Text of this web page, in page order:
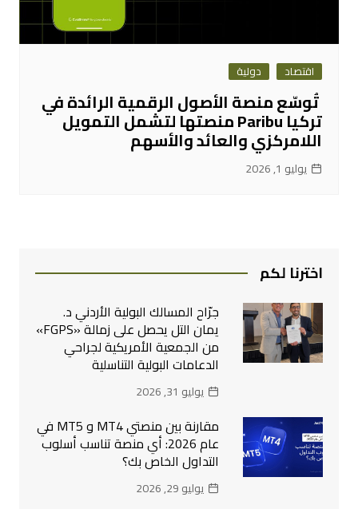
اقتصاد دولية
تُوسّع منصة الأصول الرقمية الرائدة في
تركيا Paribu منصتها لتشمل التمويل
اللامركزي والعائد والأسهم
يوليو 1, 2026
اخترنا لكم
جرّاح المسالك البولية الأردني د.
يمان التل يحصل على زمالة «FGPS»
من الجمعية الأمريكية لجراحي
الدعامات البولية التناسلية
يوليو 31, 2026
مقارنة بين منصتي MT4 و MT5 في
عام 2026: أي منصة تناسب أسلوب
التداول الخاص بك؟
يوليو 29, 2026